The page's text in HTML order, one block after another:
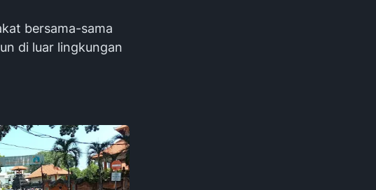
bersama-sama
di luar lingkungan